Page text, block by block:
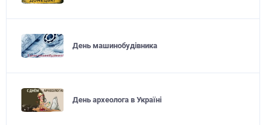
День машинобудівника
День археолога в Україні